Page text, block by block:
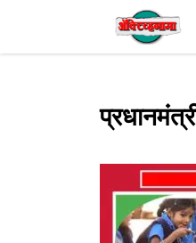
content